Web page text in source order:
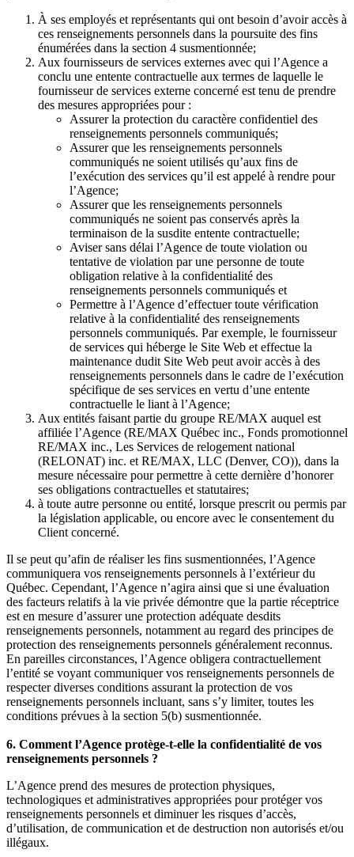
À ses employés et représentants qui ont besoin d’avoir accès à
ces renseignements personnels dans la poursuite des fins
énumérées dans la section 4 susmentionnée;
Aux fournisseurs de services externes avec qui l’Agence a
conclu une entente contractuelle aux termes de laquelle le
fournisseur de services externe concerné est tenu de prendre
des mesures appropriées pour :
Assurer la protection du caractère confidentiel des
renseignements personnels communiqués;
Assurer que les renseignements personnels
communiqués ne soient utilisés qu’aux fins de
l’exécution des services qu’il est appelé à rendre pour
l’Agence;
Assurer que les renseignements personnels
communiqués ne soient pas conservés après la
terminaison de la susdite entente contractuelle;
Aviser sans délai l’Agence de toute violation ou
tentative de violation par une personne de toute
obligation relative à la confidentialité des
renseignements personnels communiqués et
Permettre à l’Agence d’effectuer toute vérification
relative à la confidentialité des renseignements
personnels communiqués. Par exemple, le fournisseur
de services qui héberge le Site Web et effectue la
maintenance dudit Site Web peut avoir accès à des
renseignements personnels dans le cadre de l’exécution
spécifique de ses services en vertu d’une entente
contractuelle le liant à l’Agence;
Aux entités faisant partie du groupe RE/MAX auquel est
affiliée l’Agence (RE/MAX Québec inc., Fonds promotionnel
RE/MAX inc., Les Services de relogement national
(RELONAT) inc. et RE/MAX, LLC (Denver, CO)), dans la
mesure nécessaire pour permettre à cette dernière d’honorer
ses obligations contractuelles et statutaires;
à toute autre personne ou entité, lorsque prescrit ou permis par
la législation applicable, ou encore avec le consentement du
Client concerné.
Il se peut qu’afin de réaliser les fins susmentionnées, l’Agence
communiquera vos renseignements personnels à l’extérieur du
Québec. Cependant, l’Agence n’agira ainsi que si une évaluation
des facteurs relatifs à la vie privée démontre que la partie réceptrice
est en mesure d’assurer une protection adéquate desdits
renseignements personnels, notamment au regard des principes de
protection des renseignements personnels généralement reconnus.
En pareilles circonstances, l’Agence obligera contractuellement
l’entité se voyant communiquer vos renseignements personnels de
respecter diverses conditions assurant la protection de vos
renseignements personnels incluant, sans s’y limiter, toutes les
conditions prévues à la section 5(b) susmentionnée.
6. Comment l’Agence protège-t-elle la confidentialité de vos
renseignements personnels ?
L’Agence prend des mesures de protection physiques,
technologiques et administratives appropriées pour protéger vos
renseignements personnels et diminuer les risques d’accès,
d’utilisation, de communication et de destruction non autorisés et/ou
illégaux.